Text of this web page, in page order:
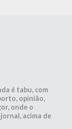
é tabu, com
opinião,
onde o
acima de